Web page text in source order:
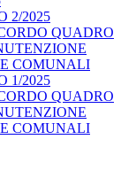
2/2025
QUADRO
COMUNALI
1/2025
QUADRO
COMUNALI